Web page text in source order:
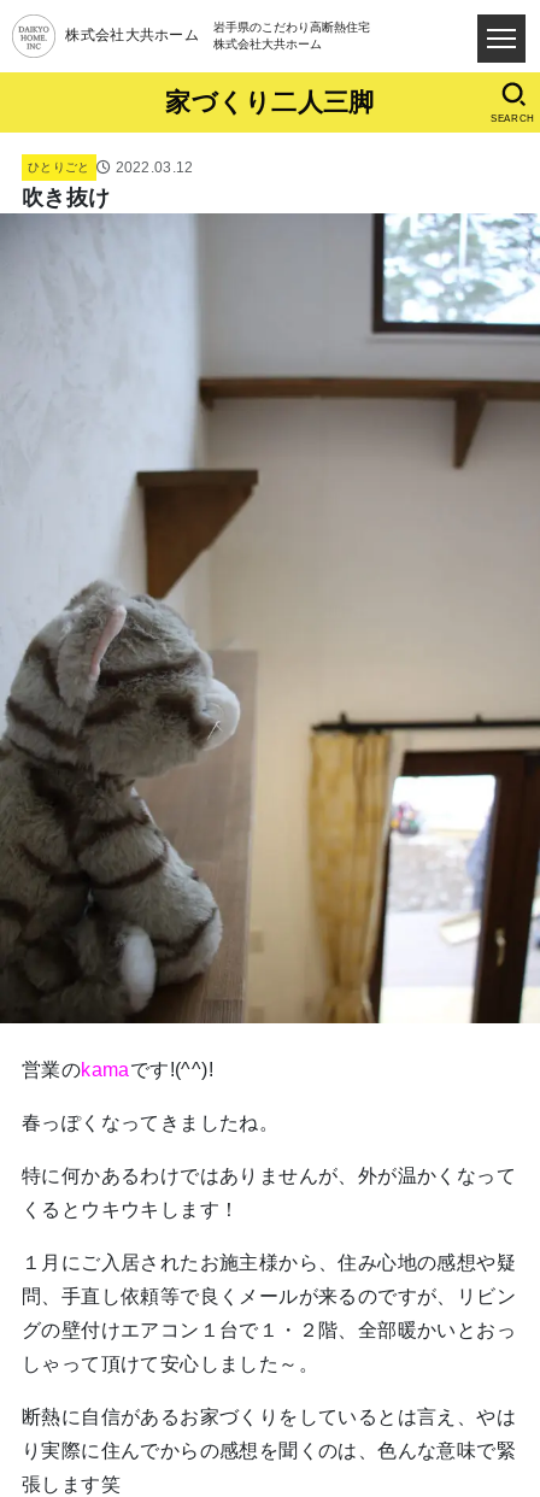
株式会社大共ホーム
岩手県のこだわり高断熱住宅
株式会社大共ホーム
家づくり二人三脚
SEARCH
ひとりごと 2022.03.12
吹き抜け
営業のkamaです!(^^)!
春っぽくなってきましたね。
特に何かあるわけではありませんが、外が温かくなって
くるとウキウキします！
１月にご入居されたお施主様から、住み心地の感想や疑
問、手直し依頼等で良くメールが来るのですが、リビン
グの壁付けエアコン１台で１・２階、全部暖かいとおっ
しゃって頂けて安心しました～。
断熱に自信があるお家づくりをしているとは言え、やは
り実際に住んでからの感想を聞くのは、色んな意味で緊
張します笑